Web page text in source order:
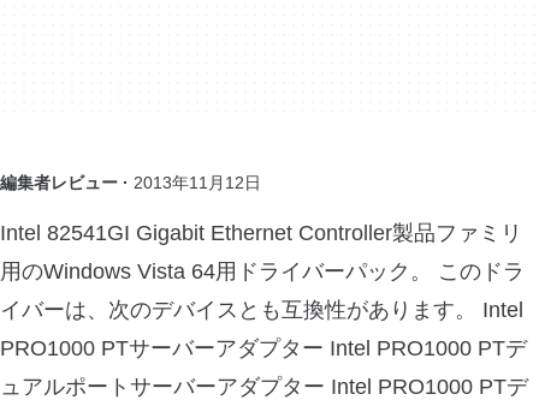
編集者レビュー · 2013年11月12日
Intel 82541GI Gigabit Ethernet Controller製品ファミリ
用のWindows Vista 64用ドライバーパック。 このドラ
イバーは、次のデバイスとも互換性があります。 Intel
PRO1000 PTサーバーアダプター Intel PRO1000 PTデ
ュアルポートサーバーアダプター Intel PRO1000 PTデ